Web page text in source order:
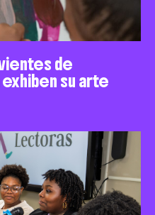
de
su arte